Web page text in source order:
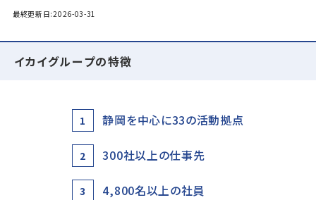
最終更新日:2026-03-31
イカイグループの特徴
1 静岡を中心に33の活動拠点
2 300社以上の仕事先
3 4,800名以上の社員